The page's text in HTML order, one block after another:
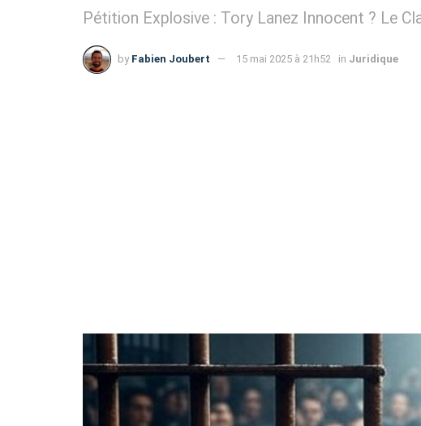
Pétition Explosive : Tory Lanez Innocent ? Le
by Fabien Joubert 15 mai 2025 à 21h52 in Juridique